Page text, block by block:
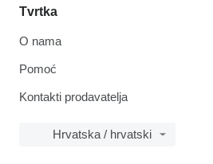
Tvrtka
O nama
Pomoć
Kontakti prodavatelja
Hrvatska / hrvatski